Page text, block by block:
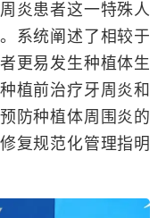
炎患者这一特殊人
系统阐述了相较于
更易发生种植体生
植前治疗牙周炎和
防种植体周围炎的
复规范化管理指明